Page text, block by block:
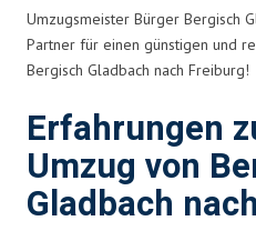
Umzugsmeister Bürger Bergisch
Partner für einen günstigen und
Bergisch Gladbach nach Freiburg!
Erfahrungen
Umzug von
Gladbach